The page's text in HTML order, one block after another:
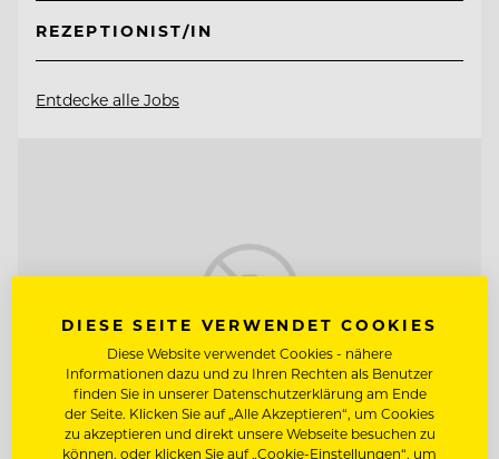
REZEPTIONIST/IN
Entdecke alle Jobs
DIESE SEITE VERWENDET COOKIES
Diese Website verwendet Cookies - nähere
Informationen dazu und zu Ihren Rechten als Benutzer
finden Sie in unserer Datenschutzerklärung am Ende
der Seite. Klicken Sie auf „Alle Akzeptieren“, um Cookies
zu akzeptieren und direkt unsere Webseite besuchen zu
können, oder klicken Sie auf „Cookie-Einstellungen“, um